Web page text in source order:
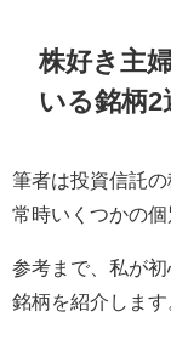
株好き主
いる銘柄2
筆者は投資信託の
常時いくつかの個
参考まで、私が
銘柄を紹介します